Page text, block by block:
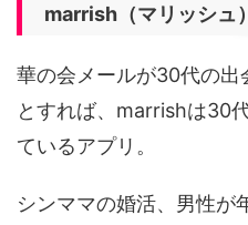
marrish（マリッシュ）
華の会メールが30代の出
とすれば、marrishは30
ているアプリ。
シンママの婚活、男性が